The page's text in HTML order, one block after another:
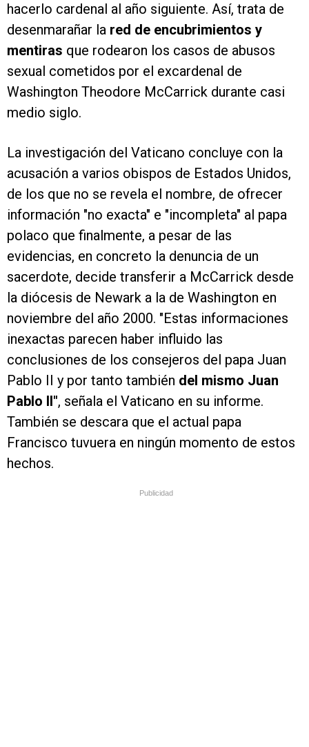
hacerlo cardenal al año siguiente. Así, trata de
desenmarañar la red de encubrimientos y
mentiras que rodearon los casos de abusos
sexual cometidos por el excardenal de
Washington Theodore McCarrick durante casi
medio siglo.
La investigación del Vaticano concluye con la
acusación a varios obispos de Estados Unidos,
de los que no se revela el nombre, de ofrecer
información "no exacta" e "incompleta" al papa
polaco que finalmente, a pesar de las
evidencias, en concreto la denuncia de un
sacerdote, decide transferir a McCarrick desde
la diócesis de Newark a la de Washington en
noviembre del año 2000. "Estas informaciones
inexactas parecen haber influido las
conclusiones de los consejeros del papa Juan
Pablo II y por tanto también del mismo Juan
Pablo II", señala el Vaticano en su informe.
También se descara que el actual papa
Francisco tuvuera en ningún momento de estos
hechos.
Publicidad